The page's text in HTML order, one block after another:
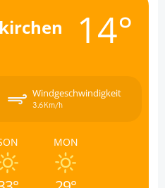
14°
Windgeschwindigkeit
3.6Km/h
MON